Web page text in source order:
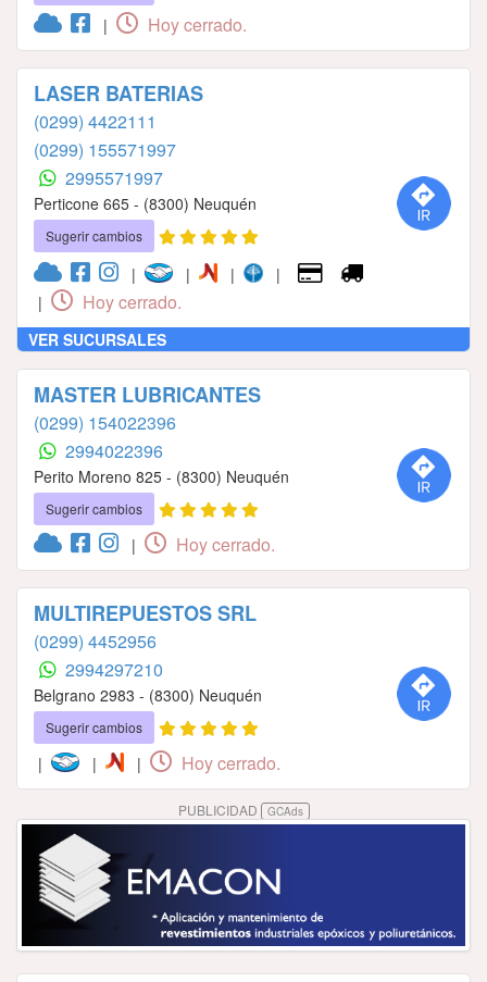
| Hoy cerrado.
LASER BATERIAS
(0299) 4422111
(0299) 155571997
2995571997
Perticone 665 - (8300) Neuquén
Sugerir cambios
| | |
|
|
Hoy cerrado.
VER SUCURSALES
MASTER LUBRICANTES
(0299) 154022396
2994022396
Perito Moreno 825 - (8300) Neuquén
Sugerir cambios
| Hoy cerrado.
MULTIREPUESTOS SRL
(0299) 4452956
2994297210
Belgrano 2983 - (8300) Neuquén
Sugerir cambios
| | | Hoy cerrado.
PUBLICIDAD GCAds